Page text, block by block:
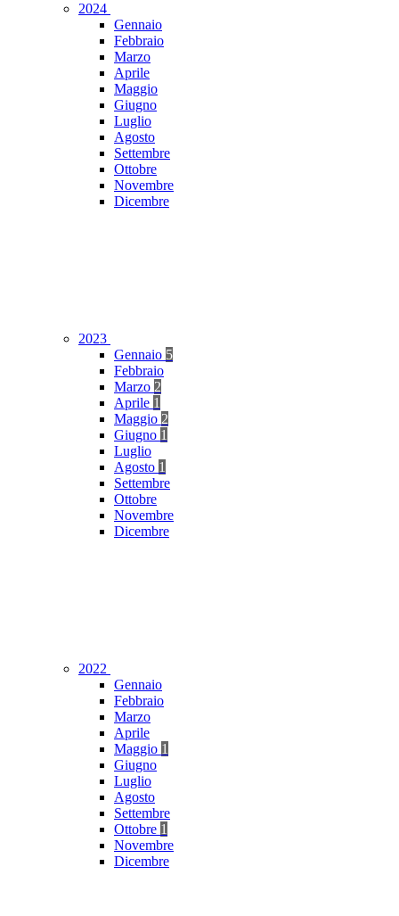
2024
Gennaio
Febbraio
Marzo
Aprile
Maggio
Giugno
Luglio
Agosto
Settembre
Ottobre
Novembre
Dicembre
2023
Gennaio 5
Febbraio
Marzo 2
Aprile 1
Maggio 2
Giugno 1
Luglio
Agosto 1
Settembre
Ottobre
Novembre
Dicembre
2022
Gennaio
Febbraio
Marzo
Aprile
Maggio 1
Giugno
Luglio
Agosto
Settembre
Ottobre 1
Novembre
Dicembre